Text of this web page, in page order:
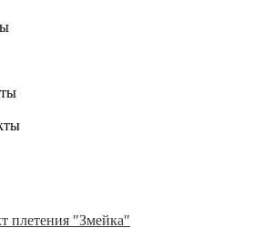
плетения "Змейка"